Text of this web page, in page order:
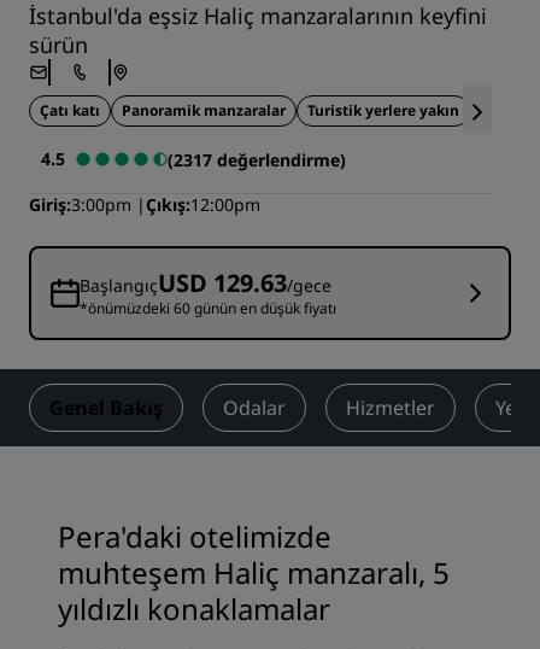
İstanbul'da eşsiz Haliç manzaralarının keyfini
sürün
Çatı katı Panoramik manzaralar Turistik yerlere yakın
4.5
(2317 değerlendirme)
Giriş 3:00pm Çıkış 12:00pm
BaşlangıçUSD 129.63/gece
*önümüzdeki 60 günün en düşük fiyatı
Genel Bakış Odalar Hizmetler
Pera'daki otelimizde
muhteşem Haliç manzaralı, 5
yıldızlı konaklamalar